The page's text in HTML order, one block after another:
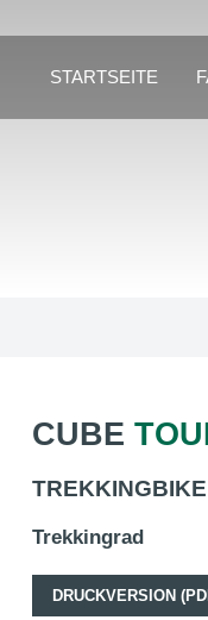
STARTSEITE
CUBE
TREKKINGBIKE
Trekkingrad
DRUCKVERSION